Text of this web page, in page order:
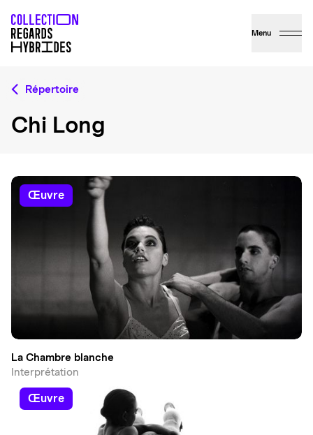
Menu
Répertoire
Chi Long
œuvre
La Chambre blanche
Interprétation
œuvre